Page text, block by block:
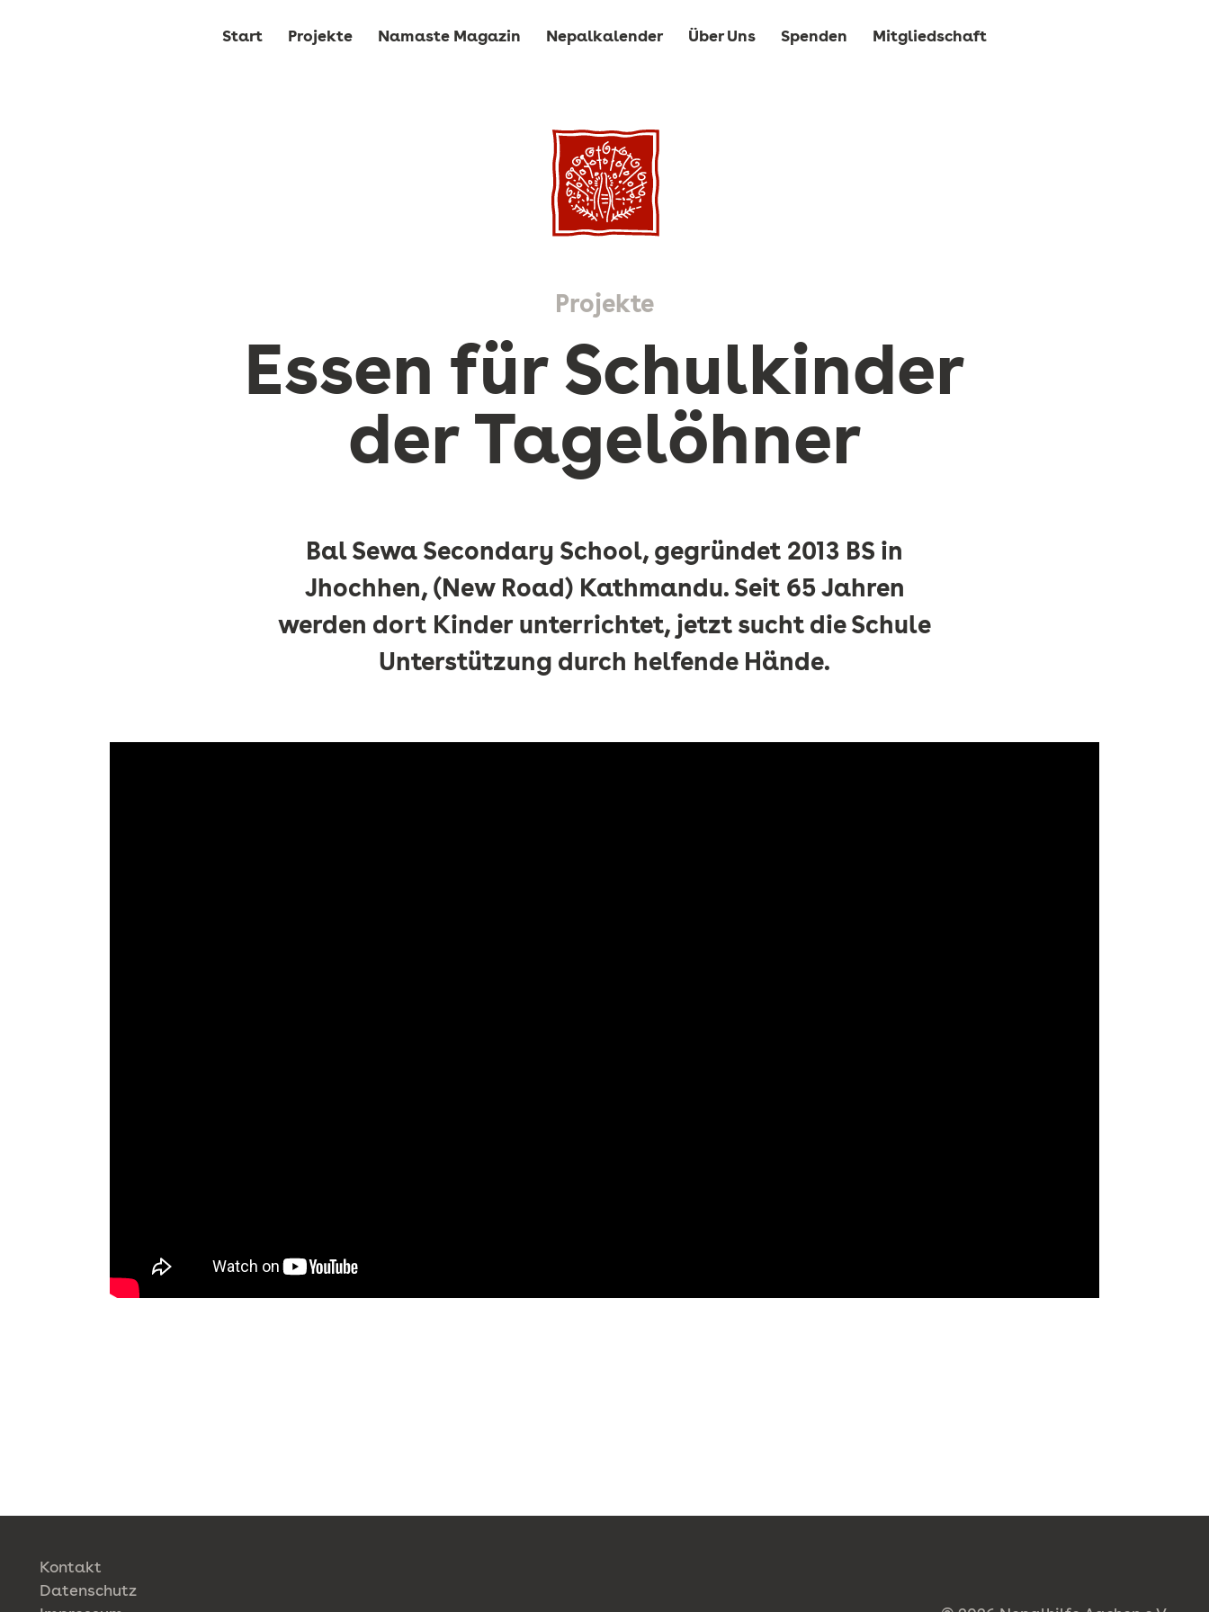
Start Projekte Namaste Magazin Nepalkalender Über Uns Spenden Mitgliedschaft
Projekte
Essen für Schulkinder
der Tagelöhner
Bal Sewa Secondary School, gegründet 2013 BS in
Jhochhen, (New Road) Kathmandu. Seit 65 Jahren
werden dort Kinder unterrichtet, jetzt sucht die Schule
Unterstützung durch helfende Hände.
Kontakt
Datenschutz